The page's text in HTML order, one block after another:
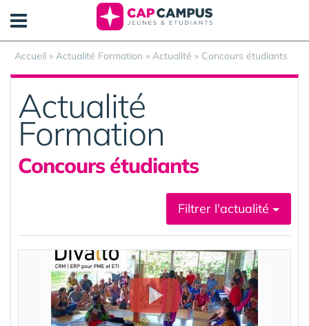
Accueil » Actualité Formation » Actualité » Concours étudiants
Actualité
Formation
Concours étudiants
Filtrer l'actualité
Panneau de gestion des cookies